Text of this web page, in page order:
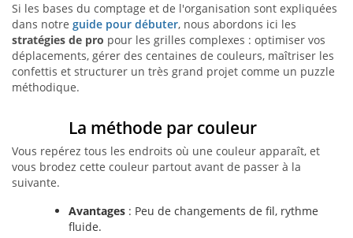
Si les bases du comptage et de l'organisation sont expliquées
dans notre guide pour débuter, nous abordons ici les
stratégies de pro pour les grilles complexes : optimiser vos
déplacements, gérer des centaines de couleurs, maîtriser les
confettis et structurer un très grand projet comme un puzzle
méthodique.
La méthode par couleur
Vous repérez tous les endroits où une couleur apparaît, et
vous brodez cette couleur partout avant de passer à la
suivante.
Avantages : Peu de changements de fil, rythme
fluide.